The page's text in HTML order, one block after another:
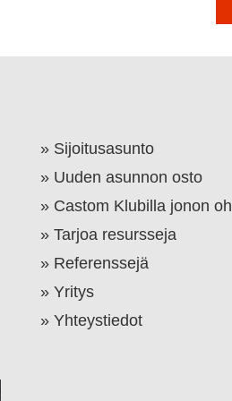
Sijoitusasunto
Uuden asunnon osto
Castom Klubilla jonon
Tarjoa resursseja
Referenssejä
Yritys
Yhteystiedot